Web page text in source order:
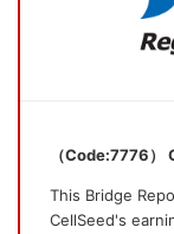
（Code:7776
This Bridge
CellSeed's